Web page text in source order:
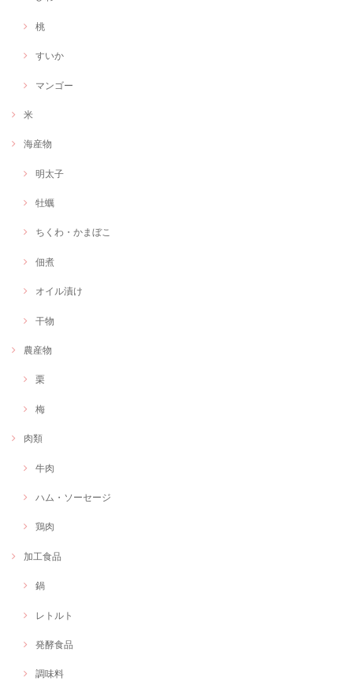
桃
すいか
マンゴー
米
海産物
明太子
牡蠣
ちくわ・かまぼこ
佃煮
オイル漬け
干物
農産物
栗
梅
肉類
牛肉
ハム・ソーセージ
鶏肉
加工食品
鍋
レトルト
発酵食品
調味料